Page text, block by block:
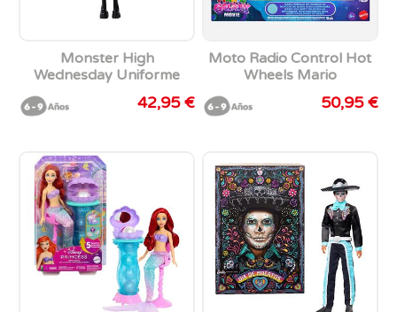
Monster High
Wednesday Uniforme
42,95 €
Moto Radio Control Hot
Wheels Mario
50,95 €